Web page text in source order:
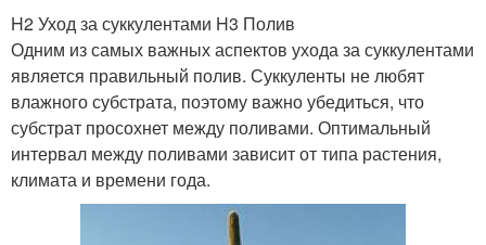
H2 Уход за суккулентами H3 Полив
Одним из самых важных аспектов ухода за суккулентами
является правильный полив. Суккуленты не любят
влажного субстрата, поэтому важно убедиться, что
субстрат просохнет между поливами. Оптимальный
интервал между поливами зависит от типа растения,
климата и времени года.